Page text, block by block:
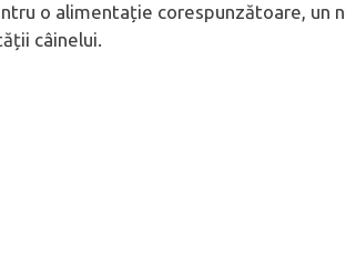
o alimentație corespunzătoare, un
câinelui.